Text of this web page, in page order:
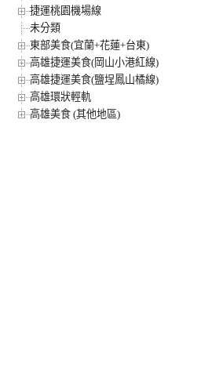
捷運桃園機場線
未分類
東部美食(宜蘭+花蓮+台東)
高雄捷運美食(岡山小港紅線)
高雄捷運美食(鹽埕鳳山橘線)
高雄環狀輕軌
高雄美食 (其他地區)